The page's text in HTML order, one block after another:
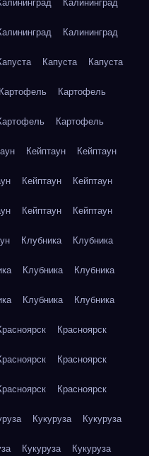
Калининград
Калининград
Капуста Капуста
Картофель Картофель
Картофель
Кейптаун Кейптаун
Кейптаун Кейптаун
Кейптаун Кейптаун
Клубника Клубника
Клубника Клубника
Клубника Клубника
Красноярск
Красноярск
Красноярск
Кукуруза Кукуруза
Кукуруза Кукуруза